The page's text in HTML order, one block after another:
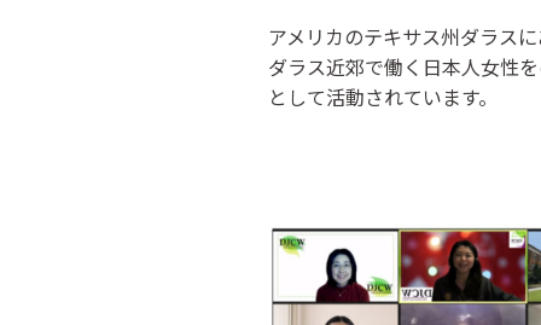
アメリカのテキサス州ダラス
ダラス近郊で働く日本人女性
として活動されています。